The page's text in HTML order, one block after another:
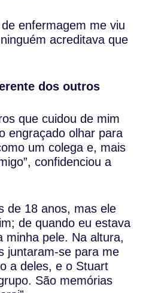
enfermagem me viu
acreditava que
dos outros
que cuidou de mim
engraçado olhar para
um colega e, mais
confidenciou a
de 18 anos, mas ele
de quando eu estava
minha pele. Na altura,
juntaram-se para me
a deles, e o Stuart
São memórias